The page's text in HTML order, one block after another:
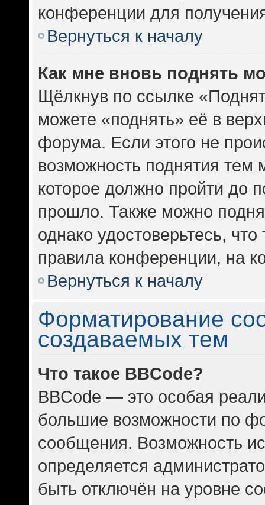
конференции для
Вернуться к началу
Как мне вновь поднять
Щёлкнув по ссылке
можете «поднять» её в
форума. Если этого не
возможность поднятия тем
которое должно пройти до
прошло. Также можно
однако удостоверьтесь,
правила конференции, на
Вернуться к началу
Форматирование
создаваемых тем
Что такое BBCode?
BBCode — это особая
большие возможности по
сообщения. Возможность
определяется
быть отключён на уровне